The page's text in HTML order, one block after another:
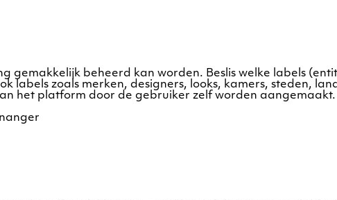
gemakkelijk beheerd kan worden. Beslis welke labels
labels zoals merken, designers, looks, kamers, steden,
het platform door de gebruiker zelf worden aangemaakt.